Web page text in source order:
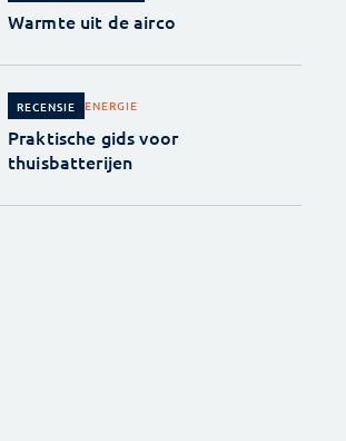
Warmte uit de airco
RECENSIE ENERGIE
Praktische gids voor
thuisbatterijen